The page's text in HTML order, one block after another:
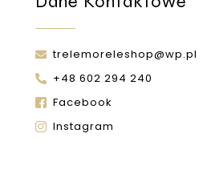
trelemoreleshop@wp.pl
+48 602 294 240
Facebook
Instagram